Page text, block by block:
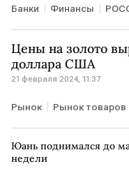
Банки Финансы
страхование вкладов
Банк России
Цены на золото
доллара США
21 февраля 2024, 11:37
Рынок Рынок товаров
Юань поднимался до
недели